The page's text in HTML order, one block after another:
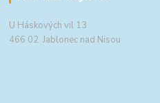
U Háskových vil 13
466 02 Jablonec nad Nisou